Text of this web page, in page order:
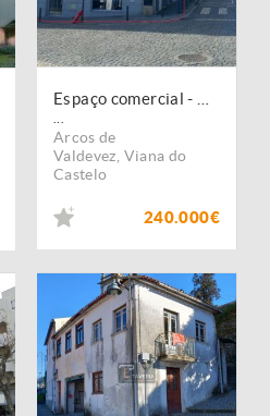
Arcos de
Valdevez Viana do
Castelo
240.000€